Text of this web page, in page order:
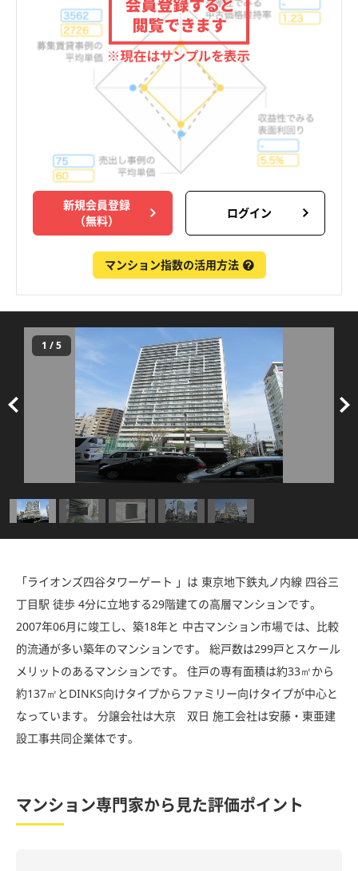
新規会員登録
（無料）
ログイン
マンション指数の活用方法
1 /5
「ライオンズ四谷タワーゲート 」は 東京地下鉄丸ノ内線 四谷三
丁目駅 徒歩 4分に立地する29階建ての高層マンションです。
2007年06月に竣工し、築18年と 中古マンション市場では、比較
的流通が多い築年のマンションです。 総戸数は299戸とスケール
メリットのあるマンションです。 住戸の専有面積は約33㎡から
約137㎡とDINKS向けタイプからファミリー向けタイプが中心と
なっています。 分譲会社は大京 双日 施工会社は安藤・東亜建
設工事共同企業体です。
マンション専門家から見た評価ポイント